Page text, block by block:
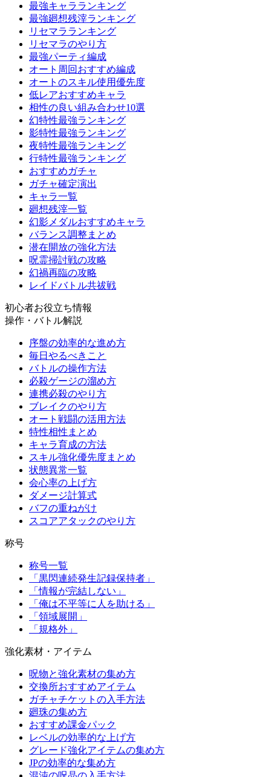
最強キャラランキング
最強廻想残滓ランキング
リセマラランキング
リセマラのやり方
最強パーティ編成
オート周回おすすめ編成
オートのスキル使用優先度
低レアおすすめキャラ
相性の良い組み合わせ10選
幻特性最強ランキング
影特性最強ランキング
夜特性最強ランキング
行特性最強ランキング
おすすめガチャ
ガチャ確定演出
キャラ一覧
廻想残滓一覧
幻影メダルおすすめキャラ
バランス調整まとめ
潜在開放の強化方法
呪霊掃討戦の攻略
幻禍再臨の攻略
レイドバトル共祓戦
初心者お役立ち情報
操作・バトル解説
序盤の効率的な進め方
毎日やるべきこと
バトルの操作方法
必殺ゲージの溜め方
連携必殺のやり方
ブレイクのやり方
オート戦闘の活用方法
特性相性まとめ
キャラ育成の方法
スキル強化優先度まとめ
状態異常一覧
会心率の上げ方
ダメージ計算式
バフの重ねがけ
スコアアタックのやり方
称号
称号一覧
「黒閃連続発生記録保持者」
「情報が完結しない」
「俺は不平等に人を助ける」
「領域展開」
「規格外」
強化素材・アイテム
呪物と強化素材の集め方
交換所おすすめアイテム
ガチャチケットの入手方法
廻珠の集め方
おすすめ課金パック
レベルの効率的な上げ方
グレード強化アイテムの集め方
JPの効率的な集め方